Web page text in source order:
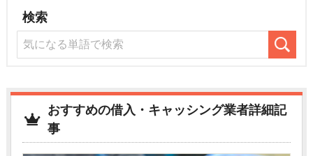
検索
おすすめの借入・キャッシング業者詳細記
事